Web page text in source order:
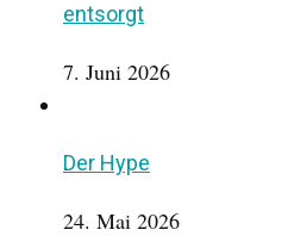
entsorgt
7. Juni 2026
Der Hype
24. Mai 2026